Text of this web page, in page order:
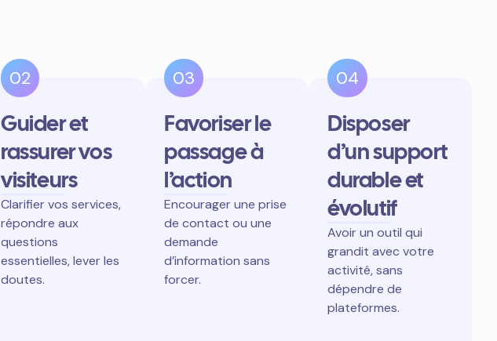
02
Guider et
rassurer vos
visiteurs
Clarifier vos services,
répondre aux
questions
essentielles, lever les
doutes.
03
Favoriser le
passage à
l’action
Encourager une prise
de contact ou une
demande
d’information sans
forcer.
04
Disposer
d’un support
durable et
évolutif
Avoir un outil qui
grandit avec votre
activité, sans
dépendre de
plateformes.